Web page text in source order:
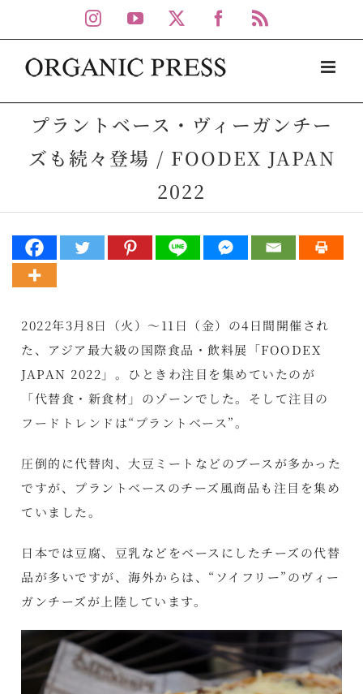
to
content
Instagram
YouTube Facebook
プラントベース・ヴィーガンチー
ズも続々登場 / FOODEX JAPAN
2022
2022年3月8日（火）～11日（金）の4日間開催され
た、アジア最大級の国際食品・飲料展「FOODEX
JAPAN 2022」。ひときわ注目を集めていたのが
「代替食・新食材」のゾーンでした。そして注目の
フードトレンドは“プラントベース”。
圧倒的に代替肉、大豆ミートなどのブースが多かった
ですが、プラントベースのチーズ風商品も注目を集め
ていました。
日本では豆腐、豆乳などをベースにしたチーズの代替
品が多いですが、海外からは、“ソイフリー”のヴィー
ガンチーズが上陸しています。